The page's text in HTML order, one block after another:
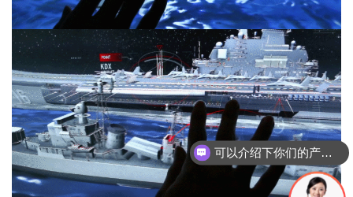
可以介绍下你们的产品么？